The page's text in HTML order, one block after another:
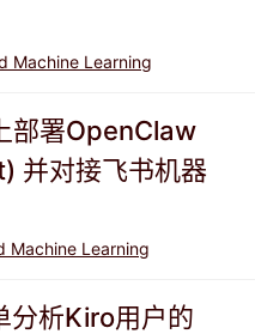
Machine Learning
部署OpenClaw
并对接飞书机器
Machine Learning
分析Kiro用户的